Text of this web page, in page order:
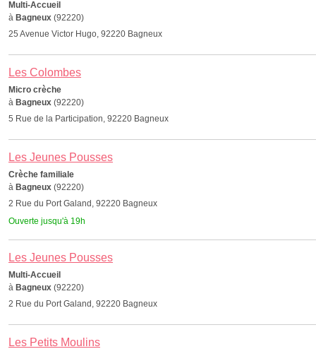
Multi-Accueil
à Bagneux (92220)
25 Avenue Victor Hugo, 92220 Bagneux
Les Colombes
Micro crèche
à Bagneux (92220)
5 Rue de la Participation, 92220 Bagneux
Les Jeunes Pousses
Crèche familiale
à Bagneux (92220)
2 Rue du Port Galand, 92220 Bagneux
Ouverte jusqu'à 19h
Les Jeunes Pousses
Multi-Accueil
à Bagneux (92220)
2 Rue du Port Galand, 92220 Bagneux
Les Petits Moulins